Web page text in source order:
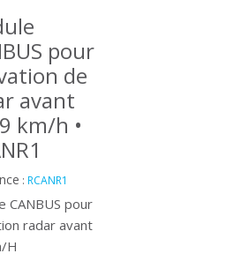
pour
de
avant
km/h •
: RCANR1
CANBUS pour
radar avant
H